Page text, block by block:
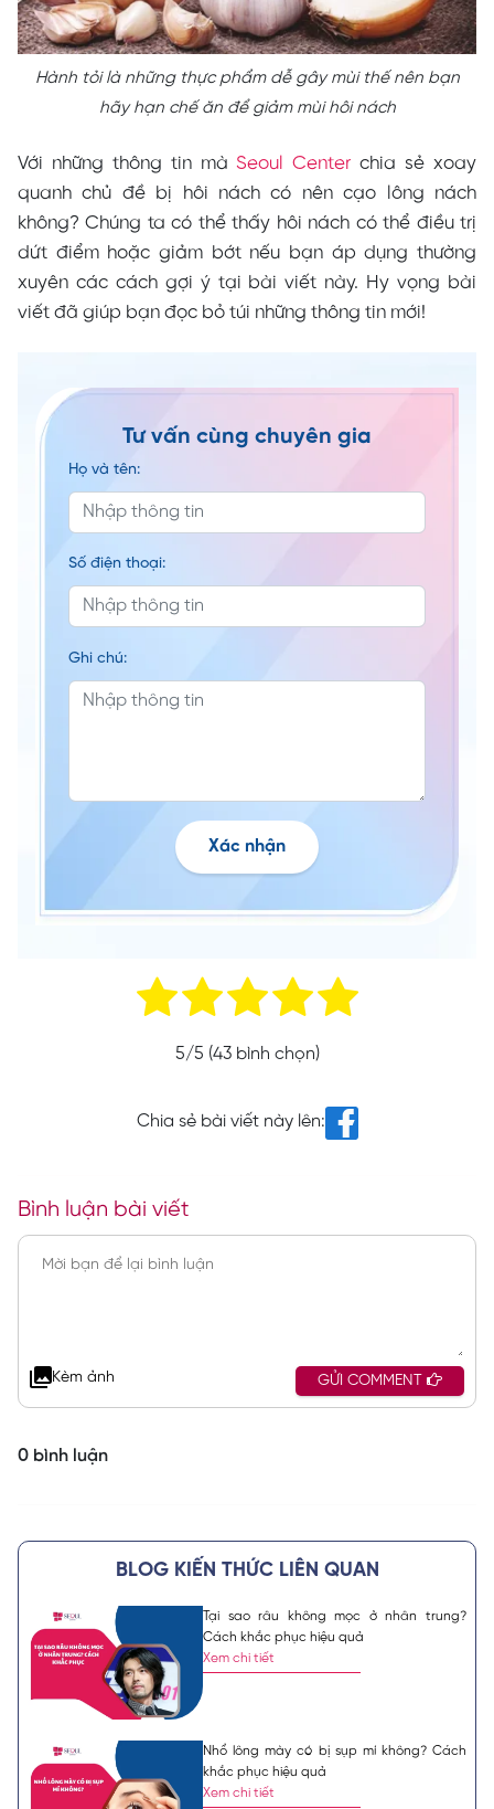
Hành tỏi là những thực phẩm dễ gây mùi thế nên bạn
hãy hạn chế ăn để giảm mùi hôi nách
Với những thông tin màSeoul Center chia sẻ xoay
quanh chủ đề bị hôi nách có nên cạo lông nách
không? Chúng ta có thể thấy hôi nách có thể điều trị
dứt điểm hoặc giảm bớt nếu bạn áp dụng thường
xuyên các cách gợi ý tại bài viết này. Hy vọng bài
viết đã giúp bạn đọc bỏ túi những thông tin mới!
Tư vấn cùng chuyên gia
Họ và tên:
Số điện thoại:
Ghi chú:
Xác nhận
5/5 (43bình chọn)
Chia sẻ bài viết này lên:
Bình luận bài viết
Kèm ảnh GỬI COMMENT
0 bình luận
BLOG KIẾN THỨC LIÊN QUAN
Tại sao râu không mọc ở nhân trung?
Cách khắc phục hiệu quả
Xem chi tiết
Nhổ lông mày có bị sụp mí không? Cách
khắc phục hiệu quả
Xem chi tiết